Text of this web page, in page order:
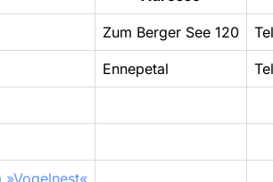
Zum Berger See 120
Ennepetal